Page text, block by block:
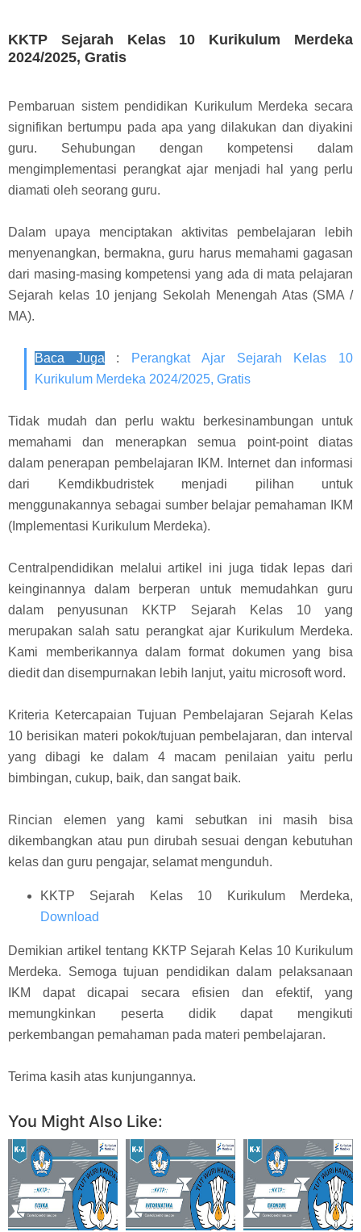
KKTP Sejarah Kelas 10 Kurikulum Merdeka
2024/2025, Gratis
Pembaruan sistem pendidikan Kurikulum Merdeka secara
signifikan bertumpu pada apa yang dilakukan dan diyakini
guru. Sehubungan dengan kompetensi dalam
mengimplementasi perangkat ajar menjadi hal yang perlu
diamati oleh seorang guru.
Dalam upaya menciptakan aktivitas pembelajaran lebih
menyenangkan, bermakna, guru harus memahami gagasan
dari masing-masing kompetensi yang ada di mata pelajaran
Sejarah kelas 10 jenjang Sekolah Menengah Atas (SMA /
MA).
Baca Juga :
Perangkat Ajar Sejarah Kelas 10
Kurikulum Merdeka 2024/2025, Gratis
Tidak mudah dan perlu waktu berkesinambungan untuk
memahami dan menerapkan semua point-point diatas
dalam penerapan pembelajaran IKM. Internet dan informasi
dari Kemdikbudristek menjadi pilihan untuk
menggunakannya sebagai sumber belajar pemahaman IKM
(Implementasi Kurikulum Merdeka).
Centralpendidikan melalui artikel ini juga tidak lepas dari
keinginannya dalam berperan untuk memudahkan guru
dalam penyusunan KKTP Sejarah Kelas 10 yang
merupakan salah satu perangkat ajar Kurikulum Merdeka.
Kami memberikannya dalam format dokumen yang bisa
diedit dan disempurnakan lebih lanjut, yaitu microsoft word.
Kriteria Ketercapaian Tujuan Pembelajaran Sejarah Kelas
10 berisikan materi pokok/tujuan pembelajaran, dan interval
yang dibagi ke dalam 4 macam penilaian yaitu perlu
bimbingan, cukup, baik, dan sangat baik.
Rincian elemen yang kami sebutkan ini masih bisa
dikembangkan atau pun dirubah sesuai dengan kebutuhan
kelas dan guru pengajar, selamat mengunduh.
KKTP Sejarah Kelas 10 Kurikulum Merdeka,
Download
Demikian artikel tentang KKTP Sejarah Kelas 10 Kurikulum
Merdeka. Semoga tujuan pendidikan dalam pelaksanaan
IKM dapat dicapai secara efisien dan efektif, yang
memungkinkan peserta didik dapat mengikuti
perkembangan pemahaman pada materi pembelajaran.
Terima kasih atas kunjungannya.
You Might Also Like: